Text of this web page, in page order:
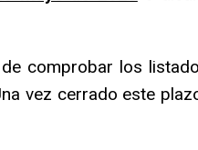
comprobar los
vez cerrado este